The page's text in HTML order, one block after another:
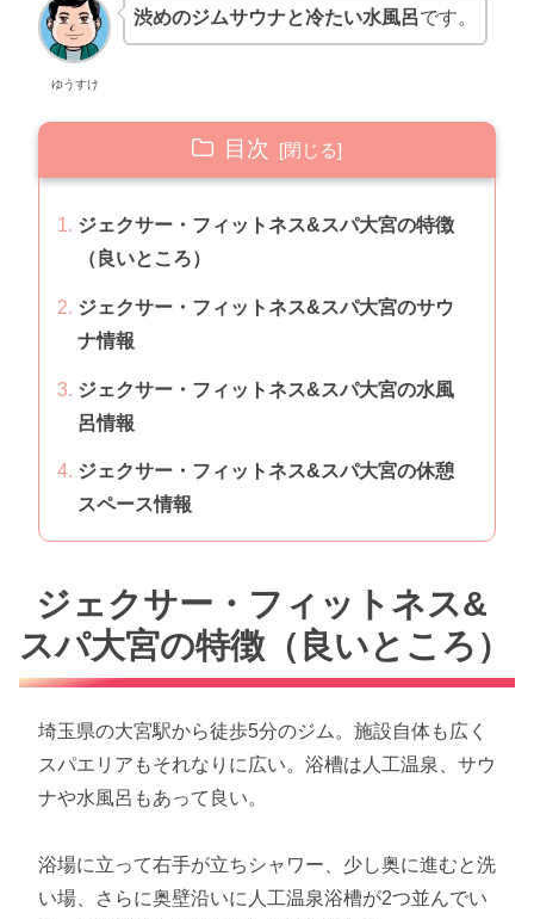
ゆうすけ
渋めのジムサウナと冷たい水風呂です。
目次
ジェクサー・フィットネス&スパ大宮の特徴
（良いところ）
ジェクサー・フィットネス&スパ大宮のサウ
ナ情報
ジェクサー・フィットネス&スパ大宮の水風
呂情報
ジェクサー・フィットネス&スパ大宮の休憩
スペース情報
ジェクサー・フィットネス&
スパ大宮の特徴（良いところ）
埼玉県の大宮駅から徒歩5分のジム。施設自体も広く
スパエリアもそれなりに広い。浴槽は人工温泉、サウ
ナや水風呂もあって良い。
浴場に立って右手が立ちシャワー、少し奥に進むと洗
い場、さらに奥壁沿いに人工温泉浴槽が2つ並んでい